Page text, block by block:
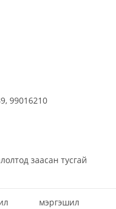
99016210
заасан тусгай
мэргэшил